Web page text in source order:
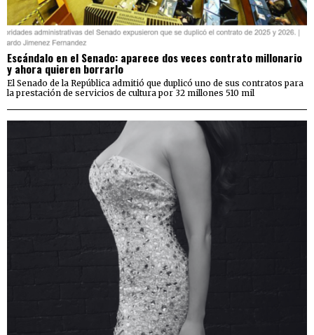
Escándalo en el Senado: aparece dos veces contrato millonario
y ahora quieren borrarlo
El Senado de la República admitió que duplicó uno de sus contratos para
la prestación de servicios de cultura por 32 millones 510 mil